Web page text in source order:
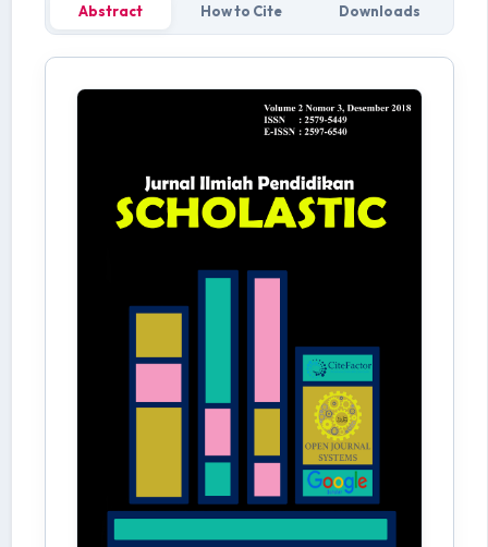
Abstract How to Cite Downloads